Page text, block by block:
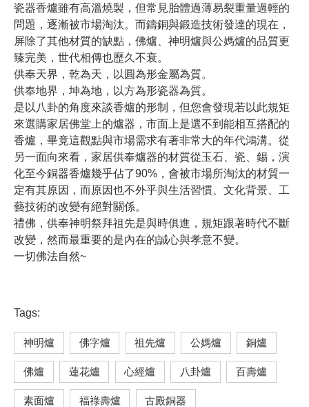
瓷器香爐雖有高溫燒製，但常見胎體過薄易裂重量過輕的
問題，逐漸被市場淘汰。而鑄銅與鍛造技術發達的現在，
屏除了其他材質的缺點，佛爐、神明爐與公媽爐的品質更
臻完美，世代相傳也歷久不衰。
供奉天界，乾為天，以圓為形金屬為質。
供奉地界，坤為地，以方為形瓷器為質。
是以八卦的角度來談香爐的形制，但您會發現若以此規矩
來選購家居佛堂上的爐器，市面上是選不到能相互搭配的
香爐，畢竟這觀點與市場需求有著非常大的年代鴻溝。從
另一面向來看，家居供奉爐器的材質從玉石、瓷、錫，演
化至今銅器香爐幾乎佔了90%，會被市場所淘汰的材質一
定有其原因，而原因也不外乎與生活習慣、文化背景、工
藝技術的改變有絕對關係。
禮佛，供奉神明祭拜祖先是與時俱進，規矩跟著時代不斷
改變，然而最重要的是內在的誠心與孝意不變。
一切佛法自然~
Tags:
神明爐 佛字爐 祖先爐 公媽爐 銅爐
佛爐 蓮花爐 心經爐 八卦爐 百壽爐
素面爐 福祿壽爐 古殿銅器